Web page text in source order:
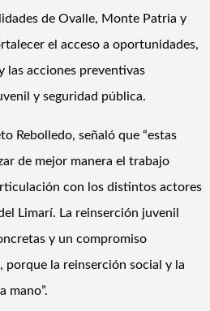
de Ovalle, Monte Patria y
el acceso a oportunidades,
acciones preventivas
y seguridad pública.
Rebolledo, señaló que “estas
de mejor manera el trabajo
con los distintos actores
Limarí. La reinserción juvenil
y un compromiso
la reinserción social y la
mano”.